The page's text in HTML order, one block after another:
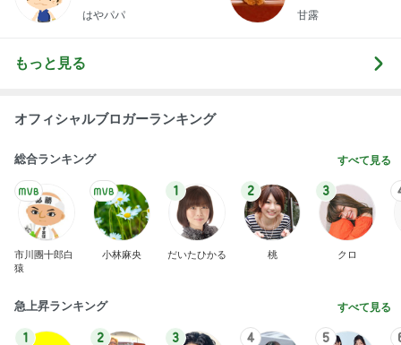
はやパパ 甘露
もっと見る
オフィシャルブロガーランキング
総合ランキング すべて見る
市川團十郎白
猿
小林麻央
1
だいたひかる
2
桃
3
クロ
急上昇ランキング すべて見る
1 2 3 4 5